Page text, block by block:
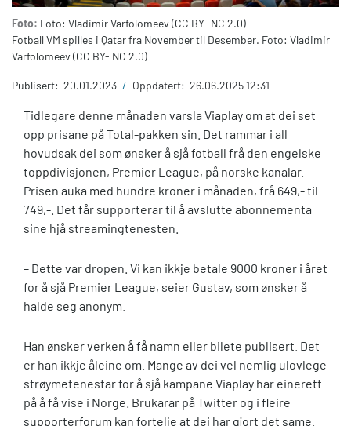
Foto: Foto: Vladimir Varfolomeev (CC BY- NC 2.0)
Fotball VM spilles i Qatar fra November til Desember. Foto: Vladimir
Varfolomeev (CC BY- NC 2.0)
Publisert: 20.01.2023 / Oppdatert: 26.06.2025 12:31
Tidlegare denne månaden varsla Viaplay om at dei set
opp prisane på Total-pakken sin. Det rammar i all
hovudsak dei som ønsker å sjå fotball frå den engelske
toppdivisjonen, Premier League, på norske kanalar.
Prisen auka med hundre kroner i månaden, frå 649,- til
749,-. Det får supporterar til å avslutte abonnementa
sine hjå streamingtenesten.
– Dette var dropen. Vi kan ikkje betale 9000 kroner i året
for å sjå Premier League, seier Gustav, som ønsker å
halde seg anonym.
Han ønsker verken å få namn eller bilete publisert. Det
er han ikkje åleine om. Mange av dei vel nemlig ulovlege
strøymetenestar for å sjå kampane Viaplay har einerett
på å få vise i Norge. Brukarar på Twitter og i fleire
supporterforum kan fortelje at dei har gjort det same.